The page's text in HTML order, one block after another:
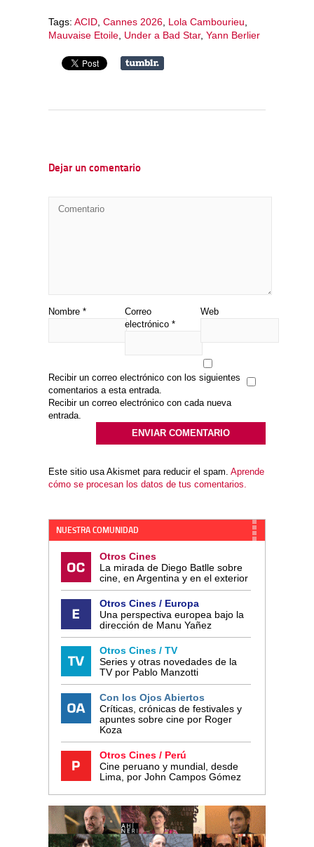
Tags: ACID Cannes 2026 Lola Cambourieu
Mauvaise Etoile Under a Bad Star, Yann Berlier
Dejar un comentario
Nombre *
Correo
electrónico *
Web
Recibir un correo electrónico con los siguientes
comentarios a esta entrada.
Recibir un correo electrónico con cada nueva
entrada.
Este sitio usa Akismet para reducir el spam. Aprende
cómo se procesan los datos de tus comentarios.
NUESTRA COMUNIDAD
Otros Cines
La mirada de Diego Batlle sobre
cine, en Argentina y en el exterior
Otros Cines / Europa
Una perspectiva europea bajo la
dirección de Manu Yañez
Otros Cines / TV
Series y otras novedades de la
TV por Pablo Manzotti
Con los Ojos Abiertos
Críticas, crónicas de festivales y
apuntes sobre cine por Roger
Koza
Otros Cines / Perú
Cine peruano y mundial, desde
Lima, por John Campos Gómez